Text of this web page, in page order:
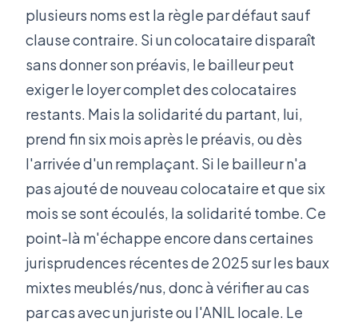
plusieurs noms est la règle par défaut sauf
clause contraire. Si un colocataire disparaît
sans donner son préavis, le bailleur peut
exiger le loyer complet des colocataires
restants. Mais la solidarité du partant, lui,
prend fin six mois après le préavis, ou dès
l'arrivée d'un remplaçant. Si le bailleur n'a
pas ajouté de nouveau colocataire et que six
mois se sont écoulés, la solidarité tombe. Ce
point-là m'échappe encore dans certaines
jurisprudences récentes de 2025 sur les baux
mixtes meublés/nus, donc à vérifier au cas
par cas avec un juriste ou l'ANIL locale. Le